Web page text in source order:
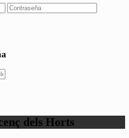
dels Horts